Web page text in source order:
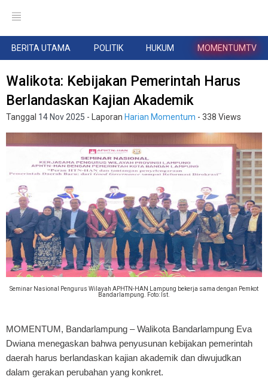
BERITA UTAMA POLITIK HUKUM MOMENTUMTV
Walikota: Kebijakan Pemerintah Harus
Berlandaskan Kajian Akademik
Tanggal 14 Nov 2025 - Laporan Harian Momentum - 338 Views
Seminar Nasional Pengurus Wilayah APHTN-HAN Lampung bekerja sama dengan Pemkot
Bandarlampung. Foto: Ist.
MOMENTUM, Bandarlampung – Walikota Bandarlampung Eva
Dwiana menegaskan bahwa penyusunan kebijakan pemerintah
daerah harus berlandaskan kajian akademik dan diwujudkan
dalam gerakan perubahan yang konkret.